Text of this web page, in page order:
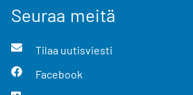
Seuraa meitä
Tilaa uutisviesti
Facebook